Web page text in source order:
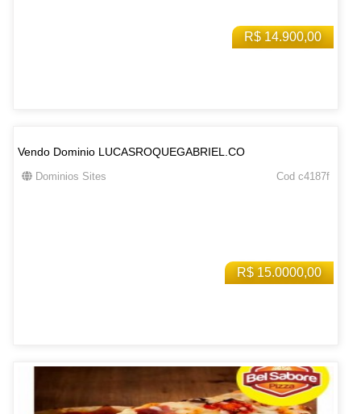
R$ 14.900,00
R$ 15.0000,00
Vendo Dominio LUCASROQUEGABRIEL.CO
Dominios Sites Cod c4187f